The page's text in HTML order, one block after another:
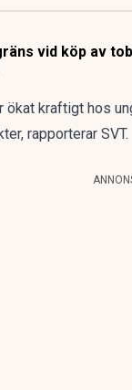
vid köp av
ökat kraftigt hos
rapporterar SVT.